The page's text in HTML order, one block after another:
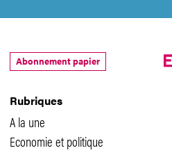
Rubriques
A la une
Economie et politique
Abonnement papier